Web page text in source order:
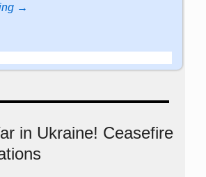
→
in Ukraine! Ceasefire